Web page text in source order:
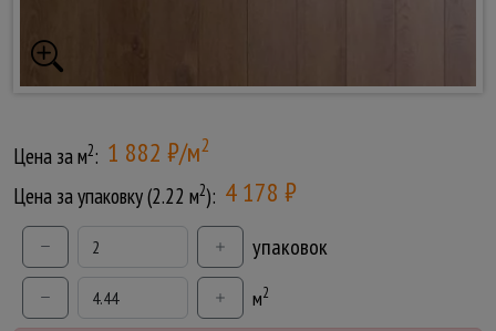
Цена за м2: 1 882 ₽/м2
Цена за упаковку (2.22 м2): 4 178 ₽
упаковок
м2